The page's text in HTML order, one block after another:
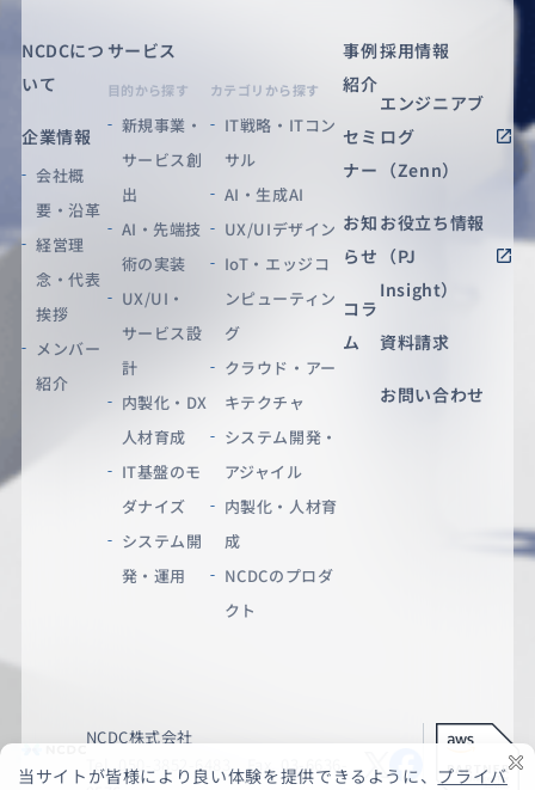
NCDCにつ
いて
企業情報
会社概
要・沿革
経営理
念・代表
挨拶
メンバー
紹介
サービス
目的から探す
新規事業・
サービス創
出
AI・先端技
術の実装
UX/UI・
サービス設
計
内製化・DX
人材育成
IT基盤のモ
ダナイズ
システム開
発・運用
カテゴリから探す
IT戦略・ITコン
サル
AI・生成AI
UX/UIデザイン
IoT・エッジコ
ンピューティン
グ
クラウド・アー
キテクチャ
システム開発・
アジャイル
内製化・人材育
成
NCDCのプロダ
クト
事例
紹介
セミ
ナー
お知
らせ
コラ
ム
採用情報
エンジニアブ
ログ
（Zenn）
お役立ち情報
（PJ
Insight）
資料請求
お問い合わせ
NCDC株式会社
Tel. 050-3852-6483 Fax. 03-6636-